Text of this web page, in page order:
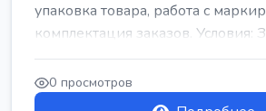
упаковка товара, работа с
комплектация заказов. Условия:
0 просмотров